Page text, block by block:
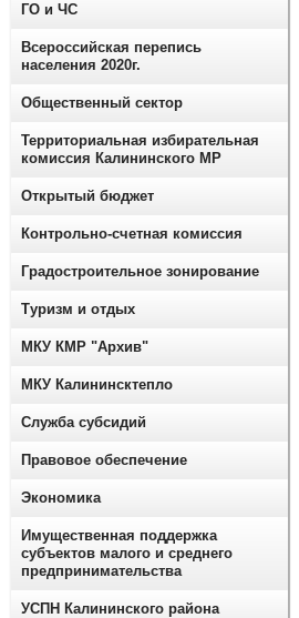
ГО и ЧС
Всероссийская перепись
населения 2020г.
Общественный сектор
Территориальная избирательная
комиссия Калининского МР
Открытый бюджет
Контрольно-счетная комиссия
Градостроительное зонирование
Туризм и отдых
МКУ КМР "Архив"
МКУ Калининсктепло
Служба субсидий
Правовое обеспечение
Экономика
Имущественная поддержка
субъектов малого и среднего
предпринимательства
УСПН Калининского района